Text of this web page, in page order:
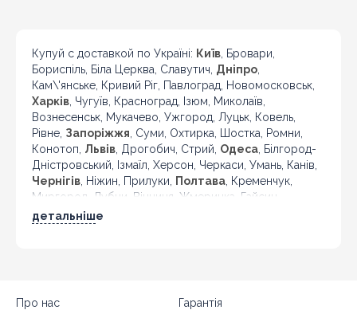
Купуй с доставкой по Україні: Київ , Бровари,
Бориспіль, Біла Церква, Славутич, Дніпро
Кам\'янське, Кривий Ріг, Павлоград, Новомосковськ,
Харків , Чугуїв, Красноград, Ізюм, Миколаїв,
Вознесенськ, Мукачево, Ужгород, Луцьк, Ковель,
Рівне, Запоріжжя , Суми, Охтирка, Шостка, Ромни,
Конотоп, Львів , Дрогобич, Стрий, Одеса , Білгород-
Дністровський, Ізмаїл, Херсон, Черкаси, Умань, Канів,
Чернігів , Ніжин, Прилуки, Полтава , Кременчук,
Миргород, Лубни, Вінниця, Жмеринка, Гайсин,
Бердичів, Житомир, Новоград-Волинський,
Коростень,
детальніше
Про нас Гарантія